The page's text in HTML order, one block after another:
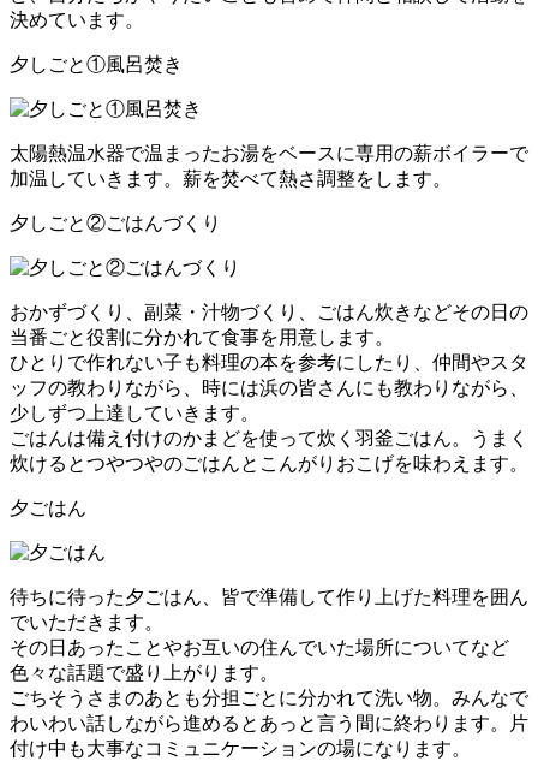
決めています。
夕しごと①風呂焚き
太陽熱温水器で温まったお湯をベースに専用の薪ボイラーで
加温していきます。薪を焚べて熱さ調整をします。
夕しごと②ごはんづくり
おかずづくり、副菜・汁物づくり、ごはん炊きなどその日の
当番ごと役割に分かれて食事を用意します。
ひとりで作れない子も料理の本を参考にしたり、仲間やスタ
ッフの教わりながら、時には浜の皆さんにも教わりながら、
少しずつ上達していきます。
ごはんは備え付けのかまどを使って炊く羽釜ごはん。うまく
炊けるとつやつやのごはんとこんがりおこげを味わえます。
夕ごはん
待ちに待った夕ごはん、皆で準備して作り上げた料理を囲ん
でいただきます。
その日あったことやお互いの住んでいた場所についてなど
色々な話題で盛り上がります。
ごちそうさまのあとも分担ごとに分かれて洗い物。みんなで
わいわい話しながら進めるとあっと言う間に終わります。片
付け中も大事なコミュニケーションの場になります。